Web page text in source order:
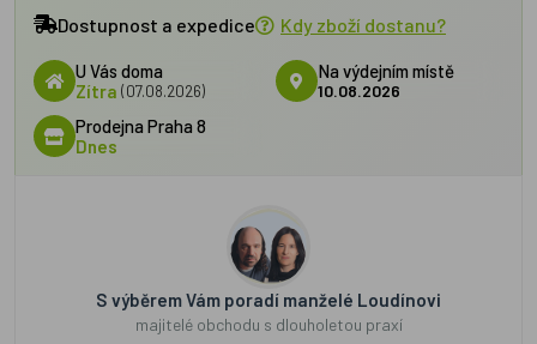
Dostupnost a expedice Kdy zboží dostanu?
U Vás doma
Zítra (07.08.2026)
Na výdejním místě
10.08.2026
Prodejna Praha 8
Dnes
S výběrem Vám poradí manželé Loudínovi
majitelé obchodu s dlouholetou praxí